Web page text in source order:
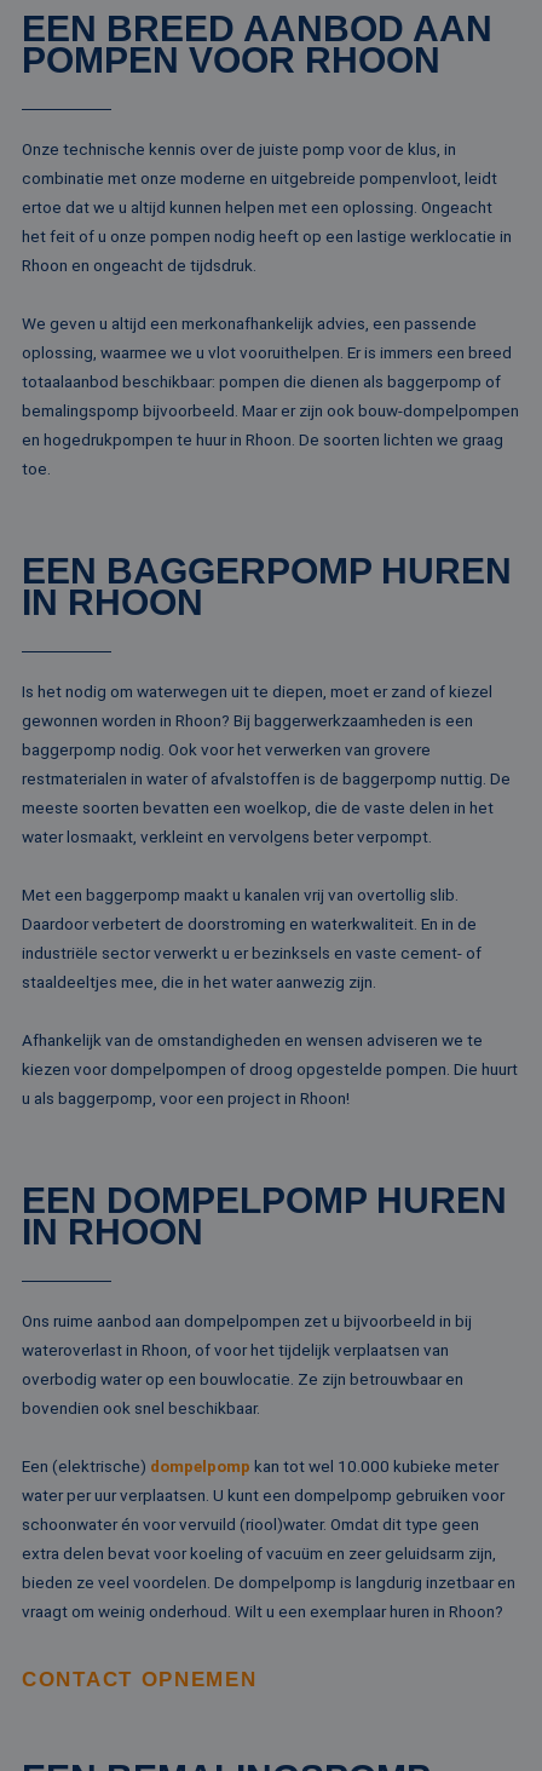
EEN BREED AANBOD AAN
POMPEN VOOR RHOON
Onze technische kennis over de juiste pomp voor de klus, in
combinatie met onze moderne en uitgebreide pompenvloot, leidt
ertoe dat we u altijd kunnen helpen met een oplossing. Ongeacht
het feit of u onze pompen nodig heeft op een lastige werklocatie in
Rhoon en ongeacht de tijdsdruk.
We geven u altijd een merkonafhankelijk advies, een passende
oplossing, waarmee we u vlot vooruithelpen. Er is immers een breed
totaalaanbod beschikbaar: pompen die dienen als baggerpomp of
bemalingspomp bijvoorbeeld. Maar er zijn ook bouw-dompelpompen
en hogedrukpompen te huur in Rhoon. De soorten lichten we graag
toe.
EEN BAGGERPOMP HUREN
IN RHOON
Is het nodig om waterwegen uit te diepen, moet er zand of kiezel
gewonnen worden in Rhoon? Bij baggerwerkzaamheden is een
baggerpomp nodig. Ook voor het verwerken van grovere
restmaterialen in water of afvalstoffen is de baggerpomp nuttig. De
meeste soorten bevatten een woelkop, die de vaste delen in het
water losmaakt, verkleint en vervolgens beter verpompt.
Met een baggerpomp maakt u kanalen vrij van overtollig slib.
Daardoor verbetert de doorstroming en waterkwaliteit. En in de
industriële sector verwerkt u er bezinksels en vaste cement- of
staaldeeltjes mee, die in het water aanwezig zijn.
Afhankelijk van de omstandigheden en wensen adviseren we te
kiezen voor dompelpompen of droog opgestelde pompen. Die huurt
u als baggerpomp, voor een project in Rhoon!
EEN DOMPELPOMP HUREN
IN RHOON
Ons ruime aanbod aan dompelpompen zet u bijvoorbeeld in bij
wateroverlast in Rhoon, of voor het tijdelijk verplaatsen van
overbodig water op een bouwlocatie. Ze zijn betrouwbaar en
bovendien ook snel beschikbaar.
Een (elektrische) dompelpomp kan tot wel 10.000 kubieke meter
water per uur verplaatsen. U kunt een dompelpomp gebruiken voor
schoonwater én voor vervuild (riool)water. Omdat dit type geen
extra delen bevat voor koeling of vacuüm en zeer geluidsarm zijn,
bieden ze veel voordelen. De dompelpomp is langdurig inzetbaar en
vraagt om weinig onderhoud. Wilt u een exemplaar huren in Rhoon?
CONTACT OPNEMEN